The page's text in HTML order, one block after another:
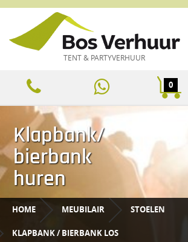
TENT & PARTYVERHUUR
0
Klapbank/
bierbank
huren
HOME MEUBILAIR STOELEN
KLAPBANK / BIERBANK LOS